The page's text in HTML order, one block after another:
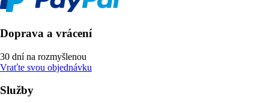
Doprava a vrácení
30 dní na rozmyšlenou
Vraťte svou objednávku
Služby